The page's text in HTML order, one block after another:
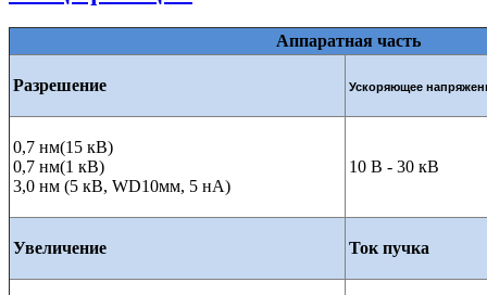
Аппаратная часть
Разрешение Ускоряющее
0,7 нм(15 кВ)
0,7 нм(1 кВ)
3,0 нм (5 кВ, WD10мм, 5 нА)
10 В - 30 кВ
Увеличение Ток пучка